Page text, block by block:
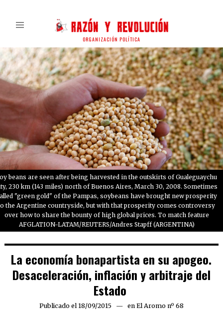
ORGANIZACIÓN POLÍTICA
beans are seen after being harvested in the outskirts of Gualeguaychu
230 km (143 miles) north of Buenos Aires, March 30, 2008. Sometimes
"green gold" of the Pampas, soybeans have brought new prosperity
the Argentine countryside, but with that prosperity comes controversy
over how to share the bounty of high global prices. To match feature
AFGLATION-LATAM/REUTERS/Andres Stapff (ARGENTINA)
La economía bonapartista en su apogeo.
Desaceleración, inflación y arbitraje del
Estado
Publicado el 18/09/201524/09/2015
en El Aromo nº 68